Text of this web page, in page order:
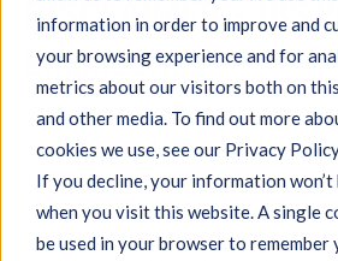
information in order to improve and
your browsing experience and for
metrics about our visitors both on
and other media. To find out more
cookies we use, see our Privacy
If you decline, your information won’t
when you visit this website. A single
be used in your browser to remember
Messsysteme
Maschinenqualifikation
Komponenten
Expertise
Über IBS
DISCLAIMER - IBS
Engineering
IBS Precision Engineering freut sich
unseren Produkten und Ihren
Wir legen größten Wert auf die
der Daten auf unserer Website.
Auslassungen können jedoch